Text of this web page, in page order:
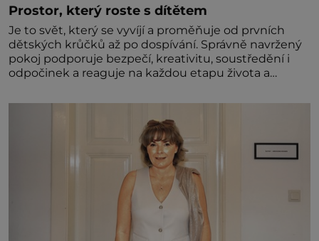
Prostor, který roste s dítětem
Je to svět, který se vyvíjí a proměňuje od prvních
dětských krůčků až po dospívání. Správně navržený
pokoj podporuje bezpečí, kreativitu, soustředění i
odpočinek a reaguje na každou etapu života a
jednoduchost, měkkost a bezpečí, proto by pokoj